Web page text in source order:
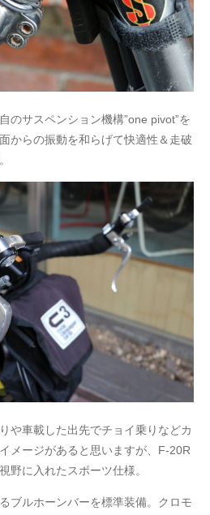
のサスペンション機構”one pivot”を
からの振動を和らげて快適性＆走破
や車載した出先でチョイ乗りなどカ
メージがあると思いますが、F-20R
野に入れたスポーツ仕様。
ブルホーンバーを標準装備。クロモ